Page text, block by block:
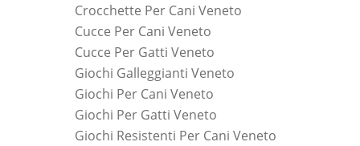
Crocchette Per Cani Veneto
Cucce Per Cani Veneto
Cucce Per Gatti Veneto
Giochi Galleggianti Veneto
Giochi Per Cani Veneto
Giochi Per Gatti Veneto
Giochi Resistenti Per Cani Veneto